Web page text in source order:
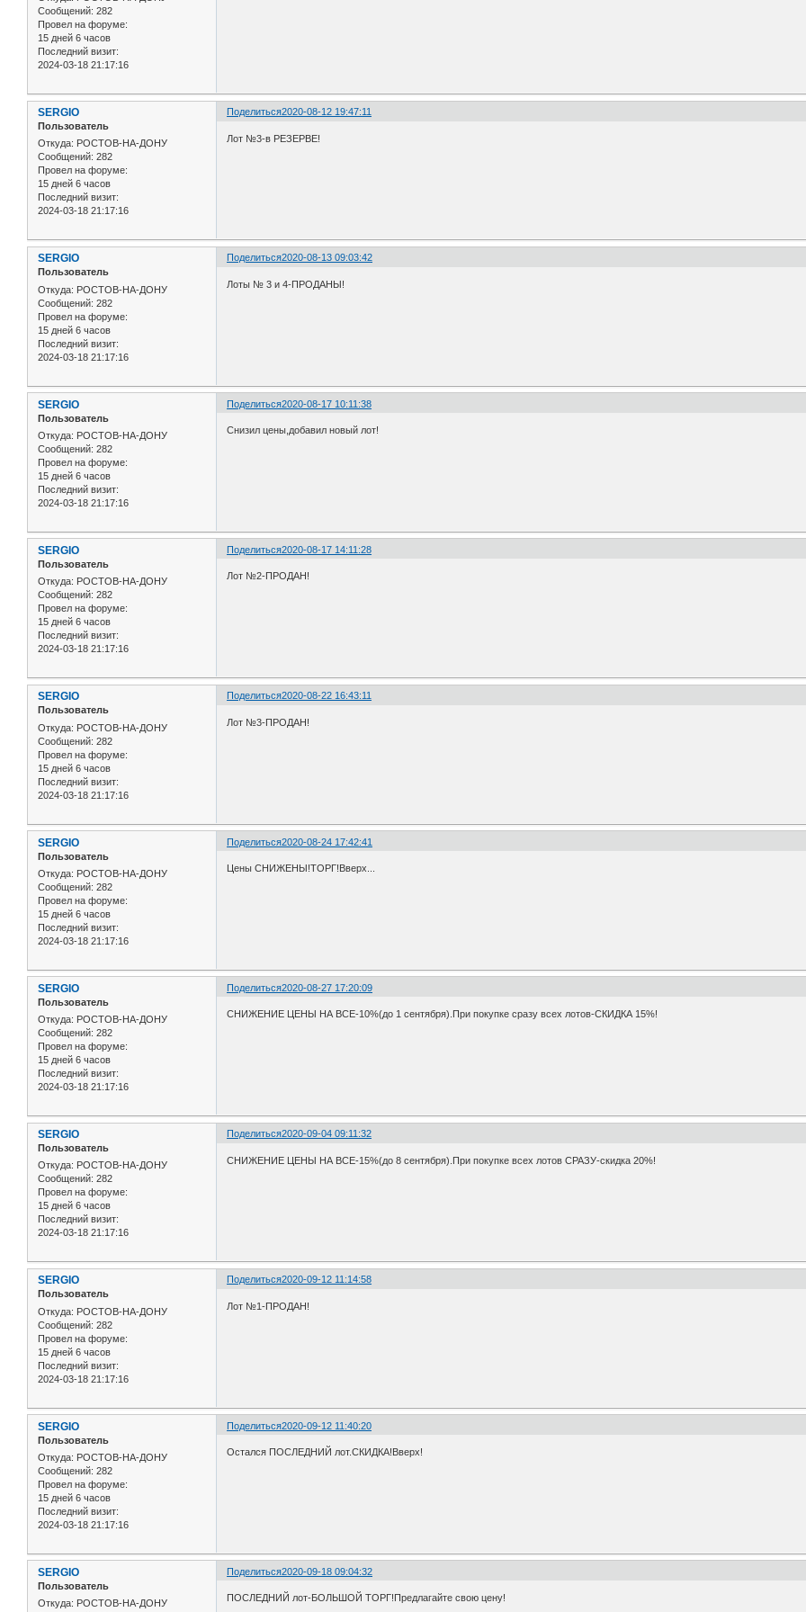
Сообщений: 282
Провел на форуме:
15 дней 6 часов
Последний визит:
2024-03-18 21:17:16
Поделиться2020-08-12 19:47:11
SERGIO
Пользователь
Откуда: РОСТОВ-НА-ДОНУ
Сообщений: 282
Провел на форуме:
15 дней 6 часов
Последний визит:
2024-03-18 21:17:16
Лот №3-в РЕЗЕРВЕ!
Поделиться2020-08-13 09:03:42
SERGIO
Пользователь
Откуда: РОСТОВ-НА-ДОНУ
Сообщений: 282
Провел на форуме:
15 дней 6 часов
Последний визит:
2024-03-18 21:17:16
Лоты № 3 и 4-ПРОДАНЫ!
Поделиться2020-08-17 10:11:38
SERGIO
Пользователь
Откуда: РОСТОВ-НА-ДОНУ
Сообщений: 282
Провел на форуме:
15 дней 6 часов
Последний визит:
2024-03-18 21:17:16
Снизил цены,добавил новый лот!
Поделиться2020-08-17 14:11:28
SERGIO
Пользователь
Откуда: РОСТОВ-НА-ДОНУ
Сообщений: 282
Провел на форуме:
15 дней 6 часов
Последний визит:
2024-03-18 21:17:16
Лот №2-ПРОДАН!
Поделиться2020-08-22 16:43:11
SERGIO
Пользователь
Откуда: РОСТОВ-НА-ДОНУ
Сообщений: 282
Провел на форуме:
15 дней 6 часов
Последний визит:
2024-03-18 21:17:16
Лот №3-ПРОДАН!
Поделиться2020-08-24 17:42:41
SERGIO
Пользователь
Откуда: РОСТОВ-НА-ДОНУ
Сообщений: 282
Провел на форуме:
15 дней 6 часов
Последний визит:
2024-03-18 21:17:16
Цены СНИЖЕНЫ!ТОРГ!Вверх...
Поделиться2020-08-27 17:20:09
SERGIO
Пользователь
Откуда: РОСТОВ-НА-ДОНУ
Сообщений: 282
Провел на форуме:
15 дней 6 часов
Последний визит:
2024-03-18 21:17:16
СНИЖЕНИЕ ЦЕНЫ НА ВСЕ-10%(до 1 сентября).При покупке сразу всех лотов-СКИДКА 15%!
Поделиться2020-09-04 09:11:32
SERGIO
Пользователь
Откуда: РОСТОВ-НА-ДОНУ
Сообщений: 282
Провел на форуме:
15 дней 6 часов
Последний визит:
2024-03-18 21:17:16
СНИЖЕНИЕ ЦЕНЫ НА ВСЕ-15%(до 8 сентября).При покупке всех лотов СРАЗУ-скидка 20%!
Поделиться2020-09-12 11:14:58
SERGIO
Пользователь
Откуда: РОСТОВ-НА-ДОНУ
Сообщений: 282
Провел на форуме:
15 дней 6 часов
Последний визит:
2024-03-18 21:17:16
Лот №1-ПРОДАН!
Поделиться2020-09-12 11:40:20
SERGIO
Пользователь
Откуда: РОСТОВ-НА-ДОНУ
Сообщений: 282
Провел на форуме:
15 дней 6 часов
Последний визит:
2024-03-18 21:17:16
Остался ПОСЛЕДНИЙ лот.СКИДКА!Вверх!
Поделиться2020-09-18 09:04:32
SERGIO
Пользователь
Откуда: РОСТОВ-НА-ДОНУ
ПОСЛЕДНИЙ лот-БОЛЬШОЙ ТОРГ!Предлагайте свою цену!